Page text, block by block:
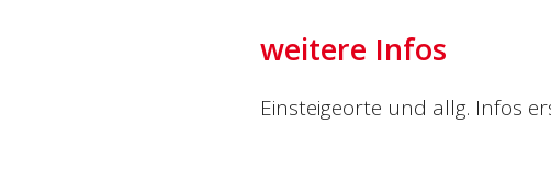
weitere Infos
Einsteigeorte und allg. Infos